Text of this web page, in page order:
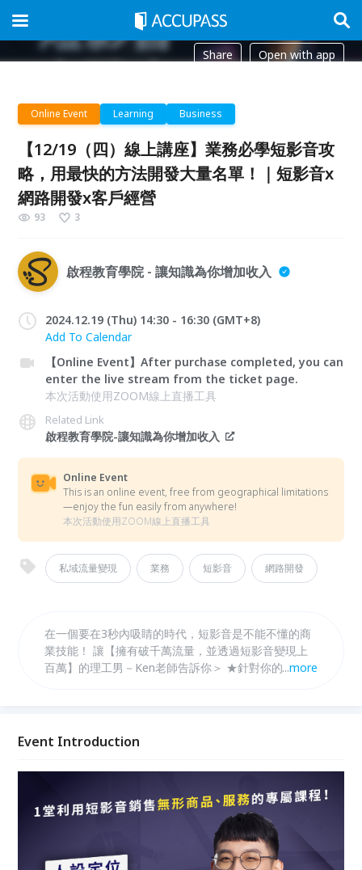
Share Open with app
Online Event Learning Business
【12/19（四）線上講座】業務必學短影音攻
略，用最快的方法開發大量名單！｜短影音x
網路開發x客戶經營
93 3
啟程教育學院 - 讓知識為你增加收入
2024.12.19 (Thu) 14:30 - 16:30 (GMT+8)
Add To Calendar
【Online Event】After purchase completed, you can
enter the live stream from the ticket page.
本次活動使用ZOOM線上直播工具
Related Link
啟程教育學院-讓知識為你增加收入
Online Event
This is an online event, free from geographical limitations
—enjoy the fun easily from anywhere!
本次活動使用ZOOM線上直播工具
私域流量變現 業務 短影音 網路開發
在一個要在3秒內吸睛的時代，短影音是不能不懂的商
業技能！ 讓【擁有破千萬流量，並透過短影音變現上
百萬】的理工男－Ken老師告訴你＞ ★針對你的專業，
...more
Event Introduction